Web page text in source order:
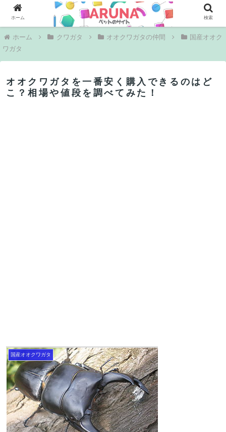
PR
ホーム クワガタ オオクワガタの仲間
国産オオク
ワガタ
オオクワガタを一番安く購入できるのはど
こ？相場や値段を調べてみた！
国産オオクワガタ
ホーム 検索